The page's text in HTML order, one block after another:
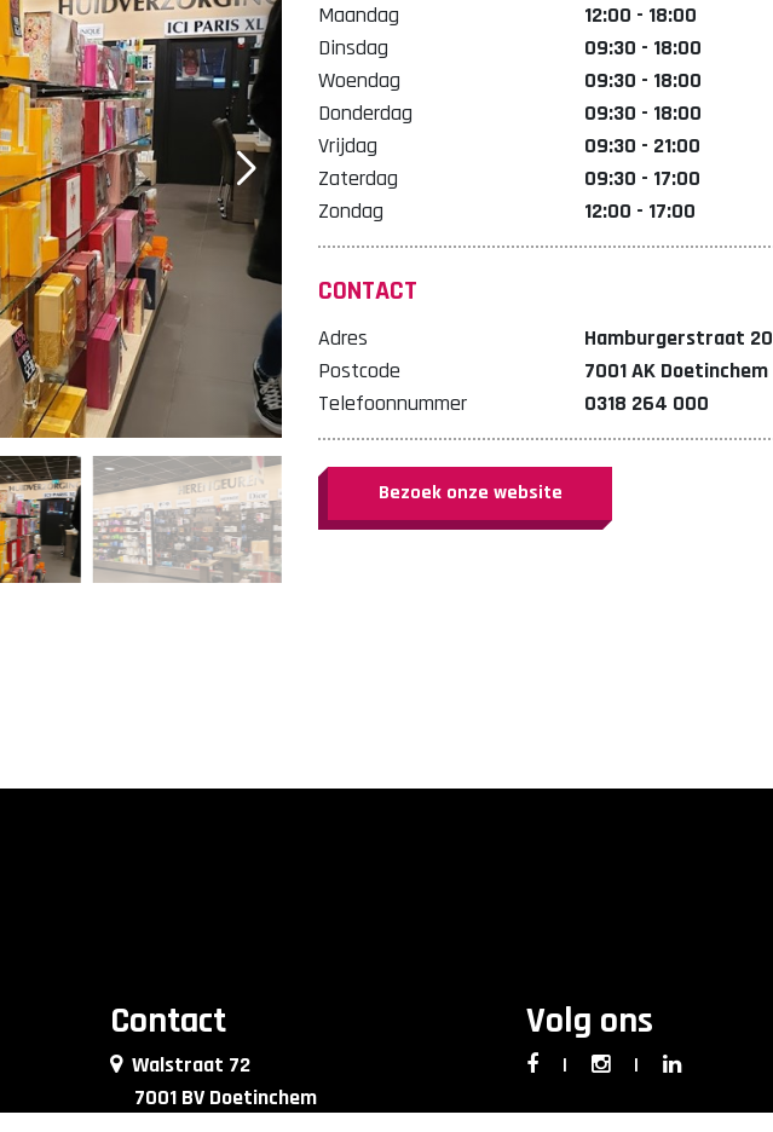
Maandag
12:00 - 18:00
Dinsdag
09:30 - 18:00
Woendag
09:30 - 18:00
Donderdag
09:30 - 18:00
Vrijdag
09:30 - 21:00
Zaterdag
09:30 - 17:00
Zondag
12:00 - 17:00
CONTACT
Adres
Hamburgerstraat 20
Postcode
7001 AK Doetinchem
Telefoonnummer
0318 264 000
Bezoek onze website
Contact
Walstraat 72
7001 BV Doetinchem
Volg ons
| |